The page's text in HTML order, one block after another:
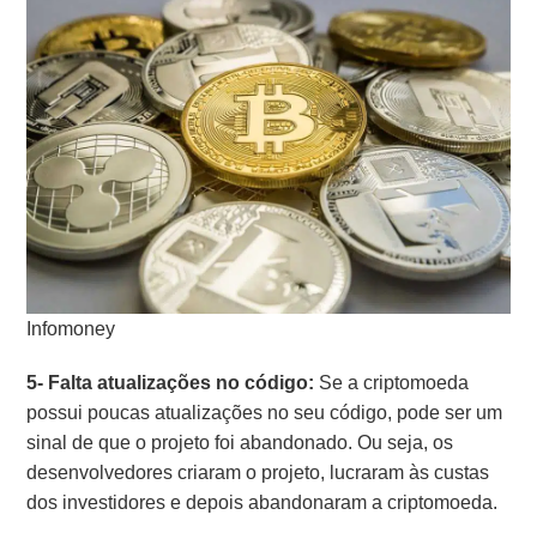
Infomoney
5- Falta atualizações no código: Se a criptomoeda
possui poucas atualizações no seu código, pode ser um
sinal de que o projeto foi abandonado. Ou seja, os
desenvolvedores criaram o projeto, lucraram às custas
dos investidores e depois abandonaram a criptomoeda.